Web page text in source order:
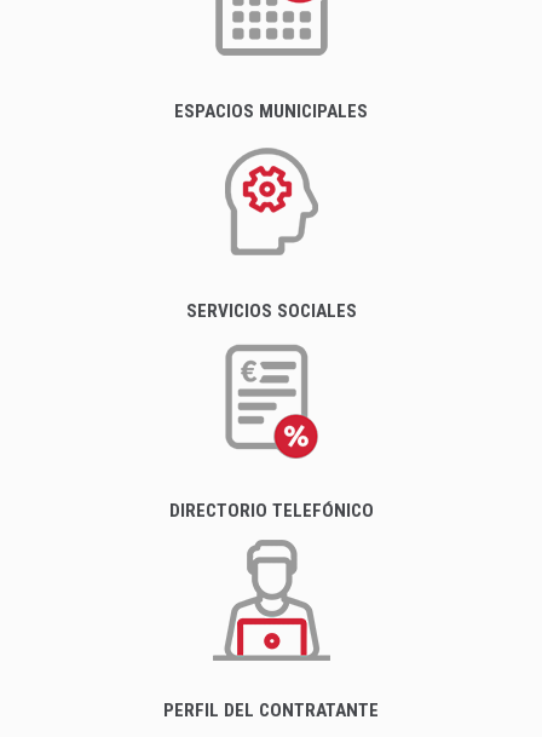
ESPACIOS MUNICIPALES
SERVICIOS SOCIALES
DIRECTORIO TELEFÓNICO
PERFIL DEL CONTRATANTE